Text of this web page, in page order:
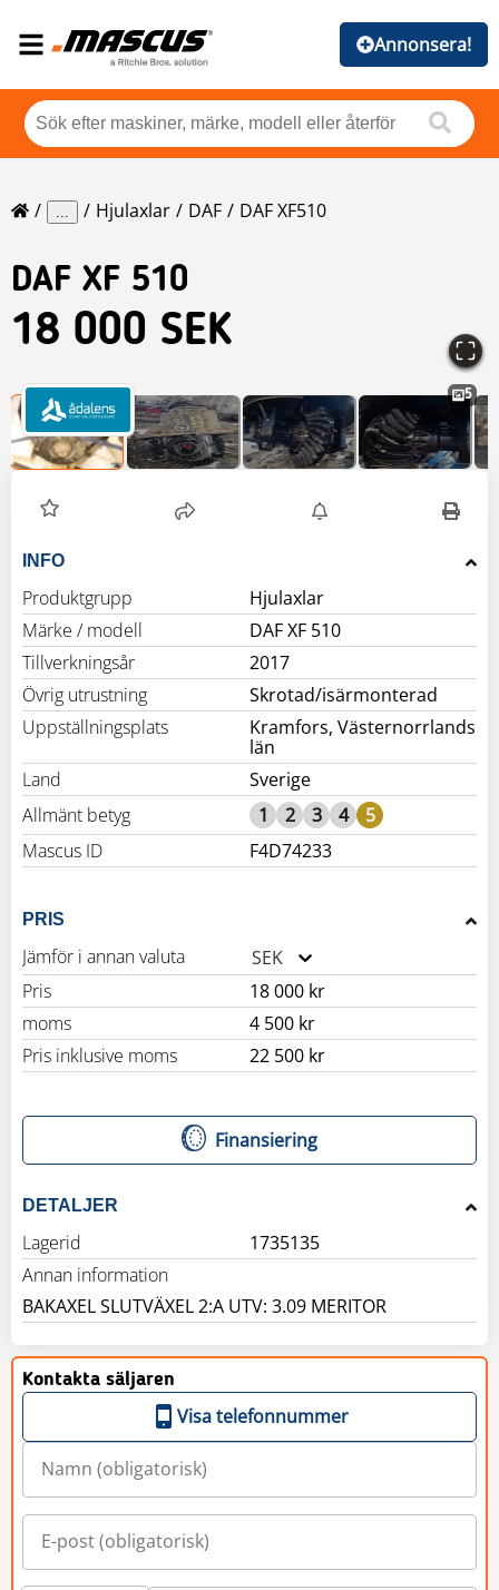
Annonsera!
... Hjulaxlar DAF DAF XF510
DAF XF 510
18 000 SEK
5
INFO
Produktgrupp
Hjulaxlar
Märke / modell
DAF XF 510
Tillverkningsår
2017
Övrig utrustning
Skrotad/isärmonterad
Uppställningsplats
Kramfors, Västernorrlands
län
Land
Sverige
Allmänt betyg
1 2 3 4
5
Mascus ID
F4D74233
PRIS
Jämför i annan valuta
SEK
Pris
18 000 kr
moms
4 500 kr
Pris inklusive moms
22 500 kr
Finansiering
DETALJER
Lagerid
1735135
Annan information
BAKAXEL SLUTVÄXEL 2:A UTV: 3.09 MERITOR
Kontakta säljaren
Visa telefonnummer